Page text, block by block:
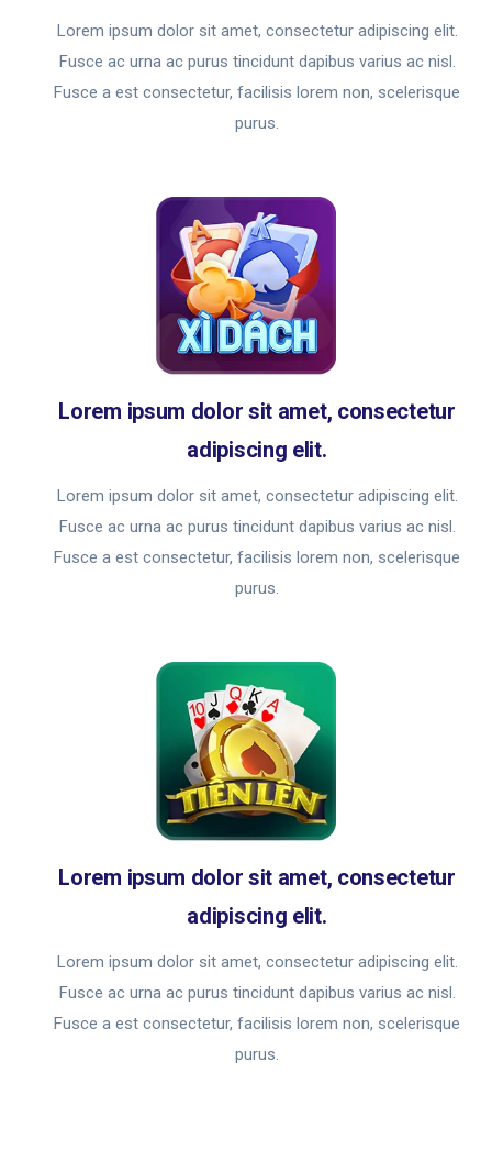
Lorem ipsum dolor sit amet, consectetur adipiscing elit.
Fusce ac urna ac purus tincidunt dapibus varius ac nisl.
Fusce a est consectetur, facilisis lorem non, scelerisque
purus.
Lorem ipsum dolor sit amet, consectetur
adipiscing elit.
Lorem ipsum dolor sit amet, consectetur adipiscing elit.
Fusce ac urna ac purus tincidunt dapibus varius ac nisl.
Fusce a est consectetur, facilisis lorem non, scelerisque
purus.
Lorem ipsum dolor sit amet, consectetur
adipiscing elit.
Lorem ipsum dolor sit amet, consectetur adipiscing elit.
Fusce ac urna ac purus tincidunt dapibus varius ac nisl.
Fusce a est consectetur, facilisis lorem non, scelerisque
purus.